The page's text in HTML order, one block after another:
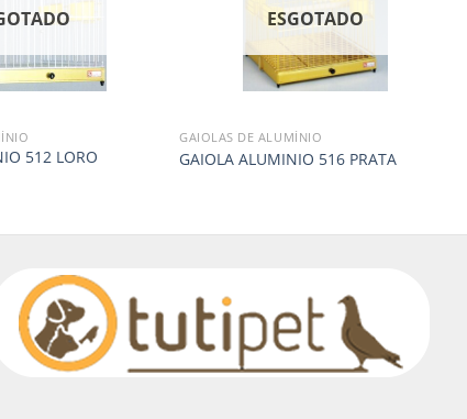
512 LORO
ESGOTADO
GAIOLAS DE ALUMÍNIO
GAIOLA ALUMINIO 516 PRATA